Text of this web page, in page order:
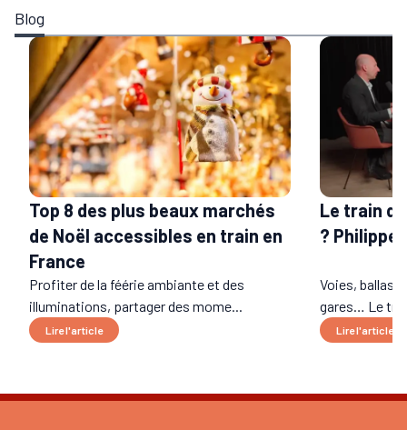
Blog
Top 8 des plus beaux marchés
de Noël accessibles en train en
France
Profiter de la féérie ambiante et des
illuminations, partager des mome...
Lire l'article
Le train
? Philippe
Voies,
gares… Le
Lire l'article